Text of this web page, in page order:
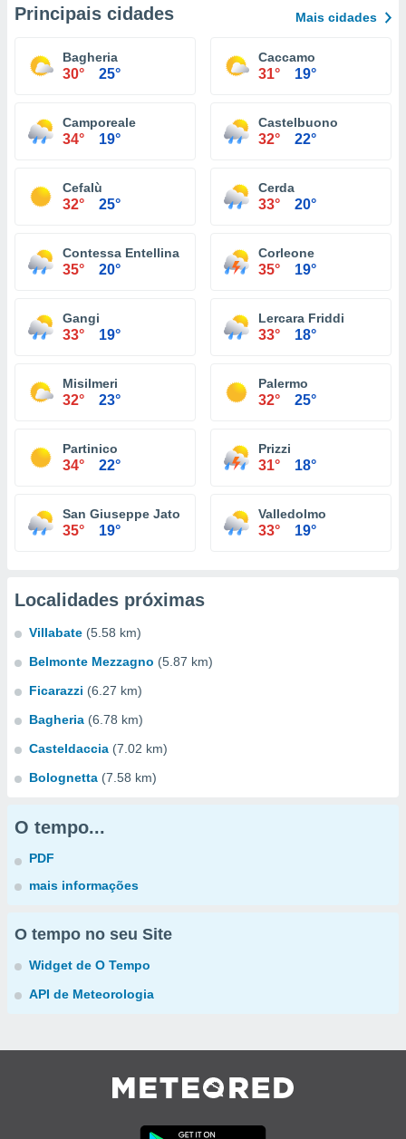
Principais cidades Mais cidades
Bagheria
30° 25°
Caccamo
31° 19°
Camporeale
34° 19°
Castelbuono
32° 22°
Cefalù
32° 25°
Cerda
33° 20°
Contessa Entellina
35° 20°
Corleone
35° 19°
Gangi
33° 19°
Lercara Friddi
33° 18°
Misilmeri
32° 23°
Palermo
32° 25°
Partinico
34° 22°
Prizzi
31° 18°
San Giuseppe Jato
35° 19°
Valledolmo
33° 19°
Localidades próximas
Villabate (5.58 km)
Belmonte Mezzagno (5.87 km)
Ficarazzi (6.27 km)
Bagheria (6.78 km)
Casteldaccia (7.02 km)
Bolognetta (7.58 km)
O tempo...
PDF
mais informações
O tempo no seu Site
Widget de O Tempo
API de Meteorologia